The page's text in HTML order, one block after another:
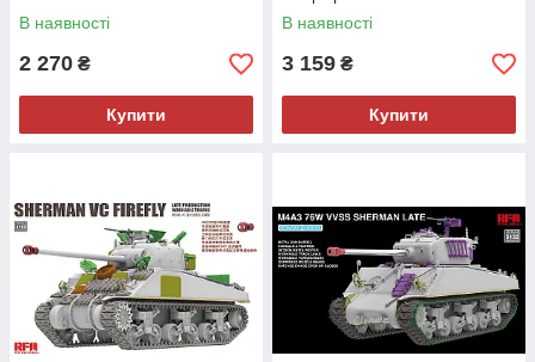
В наявності
2 270 ₴
Купити
В наявності
3 159 ₴
Купити